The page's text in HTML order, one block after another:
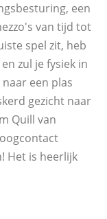
een
van tijd tot
spel zit, heb
zul je fysiek in
een plas
gezicht naar
Quill van
Het is heerlijk